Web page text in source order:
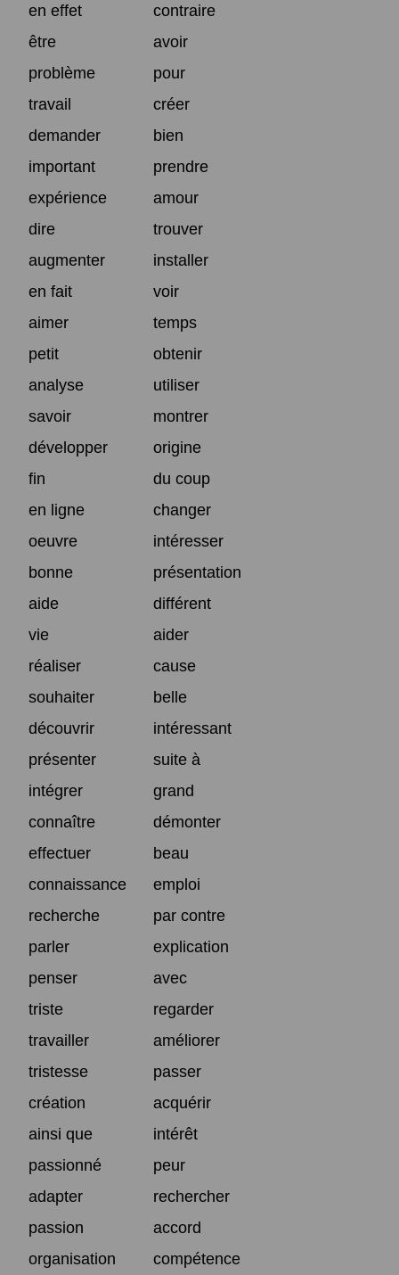
en effet
contraire
être
avoir
problème
pour
travail
créer
demander
bien
important
prendre
expérience
amour
dire
trouver
augmenter
installer
en fait
voir
aimer
temps
petit
obtenir
analyse
utiliser
savoir
montrer
développer
origine
fin
du coup
en ligne
changer
oeuvre
intéresser
bonne
présentation
aide
différent
vie
aider
réaliser
cause
souhaiter
belle
découvrir
intéressant
présenter
suite à
intégrer
grand
connaître
démonter
effectuer
beau
connaissance
emploi
recherche
par contre
parler
explication
penser
avec
triste
regarder
travailler
améliorer
tristesse
passer
création
acquérir
ainsi que
intérêt
passionné
peur
adapter
rechercher
passion
accord
organisation
compétence